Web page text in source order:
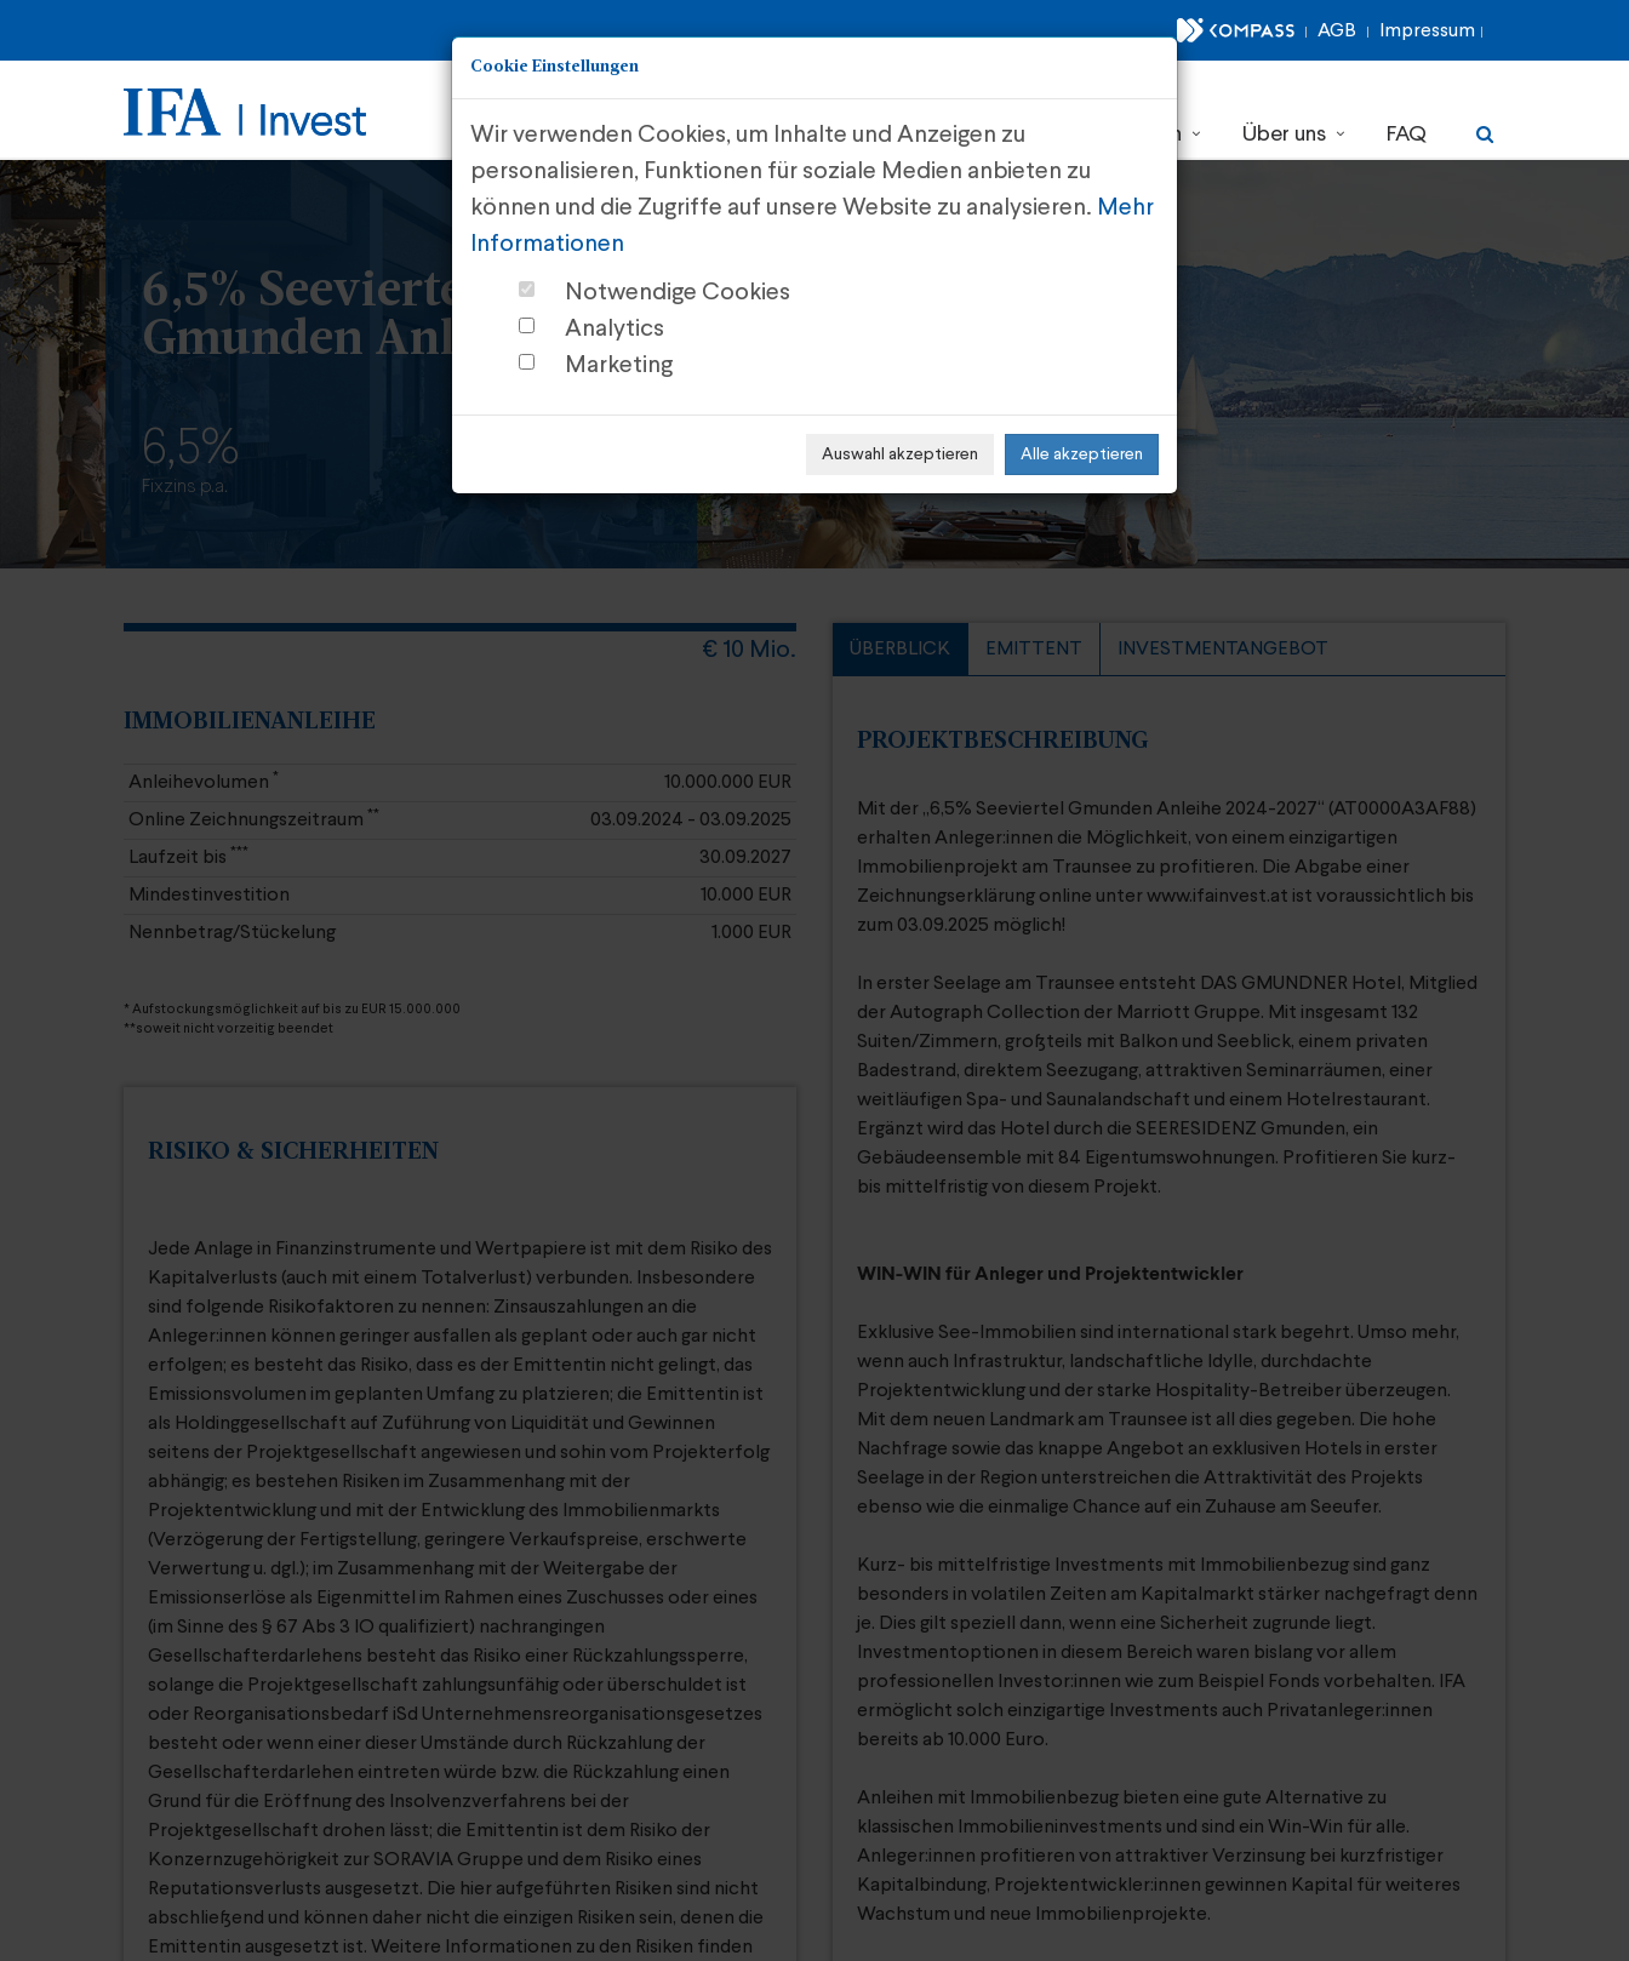
AGB Impressum
Start Investments Mehr erfahren Über uns FAQ
6,5% Seeviertel
Gmunden Anleihe
6,5%
Fixzins p.a.
€ 10 Mio.
IMMOBILIENANLEIHE
Anleihevolumen *
10.000.000 EUR
Online Zeichnungszeitraum **
03.09.2024 - 03.09.2025
Laufzeit bis ***
30.09.2027
Mindestinvestition
10.000 EUR
Nennbetrag/Stückelung
1.000 EUR
* Aufstockungsmöglichkeit auf bis zu EUR 15.000.000
**soweit nicht vorzeitig beendet
RISIKO & SICHERHEITEN
Jede Anlage in Finanzinstrumente und Wertpapiere ist mit dem Risiko des
Kapitalverlusts (auch mit einem Totalverlust) verbunden. Insbesondere
sind folgende Risikofaktoren zu nennen: Zinsauszahlungen an die
Anleger:innen können geringer ausfallen als geplant oder auch gar nicht
erfolgen; es besteht das Risiko, dass es der Emittentin nicht gelingt, das
Emissionsvolumen im geplanten Umfang zu platzieren; die Emittentin ist
als Holdinggesellschaft auf Zuführung von Liquidität und Gewinnen
seitens der Projektgesellschaft angewiesen und sohin vom Projekterfolg
abhängig; es bestehen Risiken im Zusammenhang mit der
Projektentwicklung und mit der Entwicklung des Immobilienmarkts
(Verzögerung der Fertigstellung, geringere Verkaufspreise, erschwerte
Verwertung u. dgl.); im Zusammenhang mit der Weitergabe der
Emissionserlöse als Eigenmittel im Rahmen eines Zuschusses oder eines
(im Sinne des § 67 Abs 3 IO qualifiziert) nachrangingen
Gesellschafterdarlehens besteht das Risiko einer Rückzahlungssperre,
solange die Projektgesellschaft zahlungsunfähig oder überschuldet ist
oder Reorganisationsbedarf iSd Unternehmensreorganisationsgesetzes
besteht oder wenn einer dieser Umstände durch Rückzahlung der
Gesellschafterdarlehen eintreten würde bzw. die Rückzahlung einen
Grund für die Eröffnung des Insolvenzverfahrens bei der
Projektgesellschaft drohen lässt; die Emittentin ist dem Risiko der
Konzernzugehörigkeit zur SORAVIA Gruppe und dem Risiko eines
Reputationsverlusts ausgesetzt. Die hier aufgeführten Risiken sind nicht
abschließend und können daher nicht die einzigen Risiken sein, denen die
Emittentin ausgesetzt ist. Weitere Informationen zu den Risiken finden
ÜBERBLICK EMITTENT INVESTMENTANGEBOT
PROJEKTBESCHREIBUNG
Mit der „6,5% Seeviertel Gmunden Anleihe 2024-2027“ (AT0000A3AF88)
erhalten Anleger:innen die Möglichkeit, von einem einzigartigen
Immobilienprojekt am Traunsee zu profitieren. Die Abgabe einer
Zeichnungserklärung online unter www.ifainvest.at ist voraussichtlich bis
zum 03.09.2025 möglich!
In erster Seelage am Traunsee entsteht DAS GMUNDNER Hotel, Mitglied
der Autograph Collection der Marriott Gruppe. Mit insgesamt 132
Suiten/Zimmern, großteils mit Balkon und Seeblick, einem privaten
Badestrand, direktem Seezugang, attraktiven Seminarräumen, einer
weitläufigen Spa- und Saunalandschaft und einem Hotelrestaurant.
Ergänzt wird das Hotel durch die SEERESIDENZ Gmunden, ein
Gebäudeensemble mit 84 Eigentumswohnungen. Profitieren Sie kurz-
bis mittelfristig von diesem Projekt.
WIN-WIN für Anleger und Projektentwickler
Exklusive See-Immobilien sind international stark begehrt. Umso mehr,
wenn auch Infrastruktur, landschaftliche Idylle, durchdachte
Projektentwicklung und der starke Hospitality-Betreiber überzeugen.
Mit dem neuen Landmark am Traunsee ist all dies gegeben. Die hohe
Nachfrage sowie das knappe Angebot an exklusiven Hotels in erster
Seelage in der Region unterstreichen die Attraktivität des Projekts
ebenso wie die einmalige Chance auf ein Zuhause am Seeufer.
Kurz- bis mittelfristige Investments mit Immobilienbezug sind ganz
besonders in volatilen Zeiten am Kapitalmarkt stärker nachgefragt denn
je. Dies gilt speziell dann, wenn eine Sicherheit zugrunde liegt.
Investmentoptionen in diesem Bereich waren bislang vor allem
professionellen Investor:innen wie zum Beispiel Fonds vorbehalten. IFA
ermöglicht solch einzigartige Investments auch Privatanleger:innen
bereits ab 10.000 Euro.
Anleihen mit Immobilienbezug bieten eine gute Alternative zu
klassischen Immobilieninvestments und sind ein Win-Win für alle.
Anleger:innen profitieren von attraktiver Verzinsung bei kurzfristiger
Kapitalbindung, Projektentwickler:innen gewinnen Kapital für weiteres
Wachstum und neue Immobilienprojekte.
Cookie Einstellungen
Wir verwenden Cookies, um Inhalte und Anzeigen zu
personalisieren, Funktionen für soziale Medien anbieten zu
können und die Zugriffe auf unsere Website zu analysieren. Mehr
Informationen
Notwendige Cookies
Analytics
Marketing
Auswahl akzeptieren Alle akzeptieren